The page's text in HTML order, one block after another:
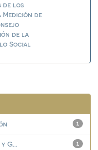
de los
Medición de
de la
Social
1
1
G...